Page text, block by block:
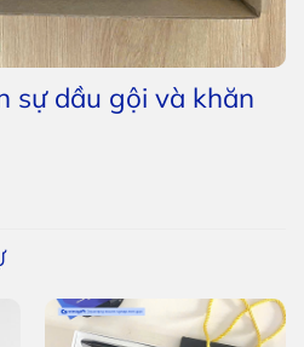
sự dầu gội và khăn